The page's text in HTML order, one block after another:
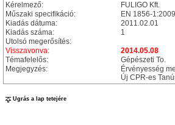
Kérelmező:
FULIGO Kft.
Műszaki specifikáció:
EN 1856-1:2009
Kiadás dátuma:
2011.02.01
Kiadás száma:
1
Utolsó megerősítés:
Visszavonva:
2014.05.08
Témafelelős:
Gépészeti To.
Megjegyzés:
Érvényesség
Új CPR-es
Ugrás a lap tetejére